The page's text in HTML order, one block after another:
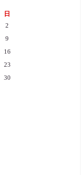
日
2
9
16
23
30